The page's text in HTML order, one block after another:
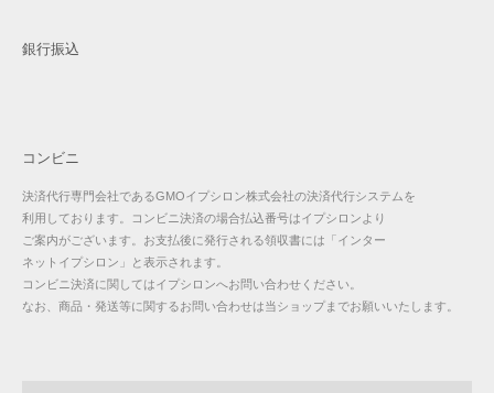
銀行振込
コンビニ
決済代行専門会社であるGMOイプシロン株式会社の決済代行システムを
利用しております。コンビニ決済の場合払込番号はイプシロンより
ご案内がございます。お支払後に発行される領収書には「インター
ネットイプシロン」と表示されます。
コンビニ決済に関してはイプシロンへお問い合わせください。
なお、商品・発送等に関するお問い合わせは当ショップまでお願いいたします。